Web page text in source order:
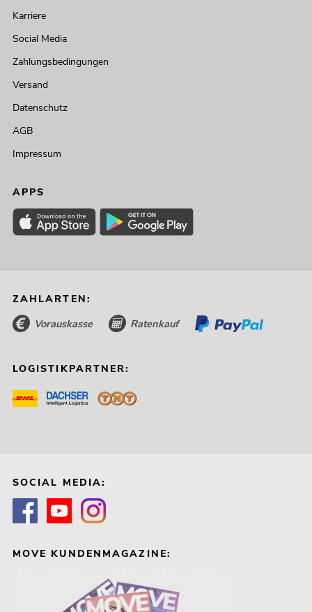
Karriere
Social Media
Zahlungsbedingungen
Versand
Datenschutz
AGB
Impressum
APPS
ZAHLARTEN:
Vorauskasse Ratenkauf
LOGISTIKPARTNER:
SOCIAL MEDIA:
MOVE KUNDENMAGAZINE: